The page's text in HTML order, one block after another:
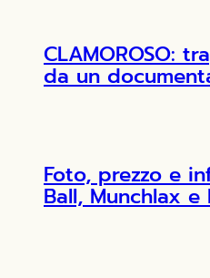
CLAMOROSO:
da un
Foto, prezzo e
Ball, Munchlax